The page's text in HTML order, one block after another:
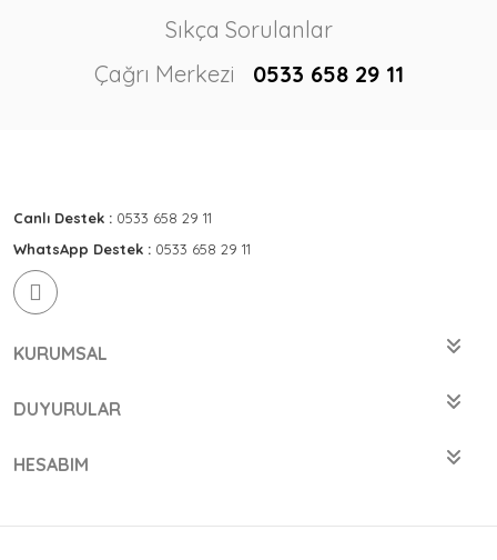
Sıkça Sorulanlar
Çağrı Merkezi
0533 658 29 11
Canlı Destek : 0533 658 29 11
WhatsApp Destek : 0533 658 29 11
KURUMSAL
DUYURULAR
HESABIM